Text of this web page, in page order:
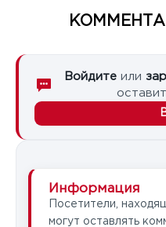
Войдите или
Информация
Посетители,
могут оставлять